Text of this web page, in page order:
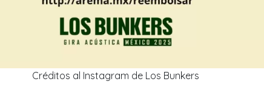
Créditos al Instagram de Los Bunkers